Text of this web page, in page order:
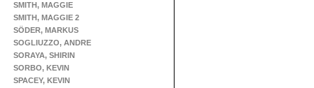
SMITH, MAGGIE
SMITH, MAGGIE 2
SÖDER, MARKUS
SOGLIUZZO, ANDRE
SORAYA, SHIRIN
SORBO, KEVIN
SPACEY, KEVIN